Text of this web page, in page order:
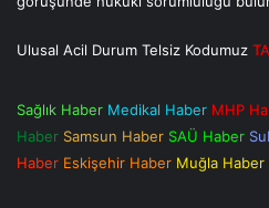
Ulusal Acil Durum Telsiz Kodumuz
Sağlık Haber Medikal Haber MHP
Haber Samsun Haber SAÜ Haber
Haber Eskişehir Haber Muğla Haber